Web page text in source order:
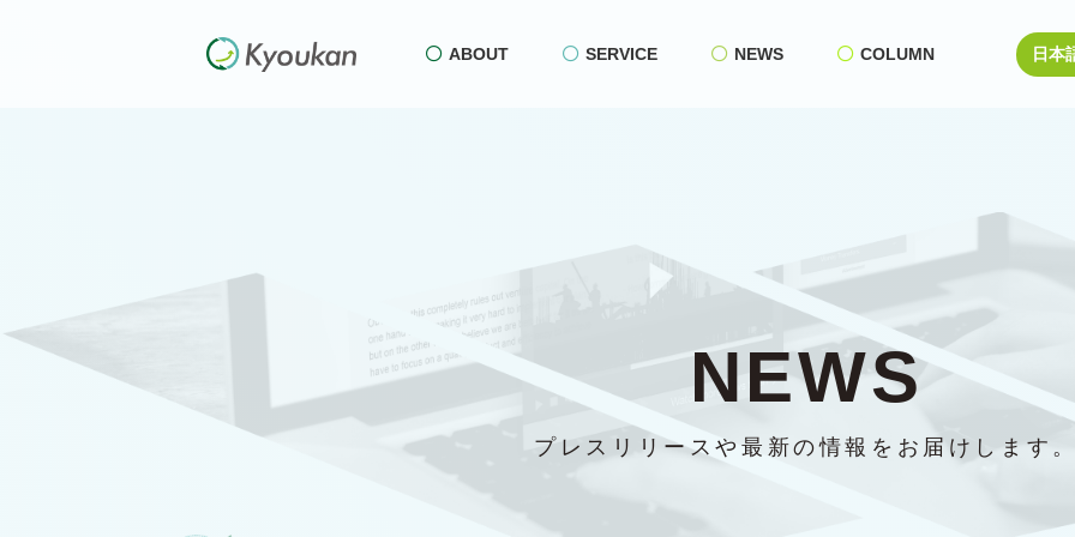
ABOUT SERVICE NEWS COLUMN
NEWS
プレスリリースや最新の情報をお届けします